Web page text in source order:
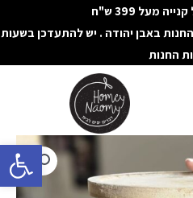
פתח
מעל 399 ש"ח
באבן יהודה . יש להתעדכן בשעות
החנות